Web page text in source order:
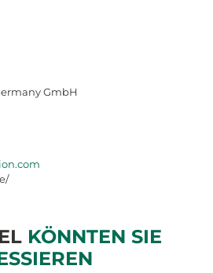
GmbH
KÖNNTEN SIE